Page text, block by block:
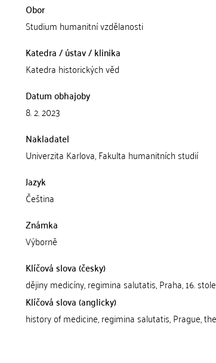
Obor
Studium humanitní vzdělanosti
Katedra / ústav / klinika
Katedra historických věd
Datum obhajoby
8. 2. 2023
Nakladatel
Univerzita Karlova, Fakulta humanitních studií
Jazyk
Čeština
Známka
Výborně
Klíčová slova (česky)
dějiny medicíny, regimina salutatis, Praha, 16.
Klíčová slova (anglicky)
history of medicine, regimina salutatis, Prague,